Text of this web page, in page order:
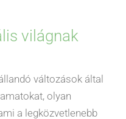
világnak
változások által
olyan
a legközvetlenebb